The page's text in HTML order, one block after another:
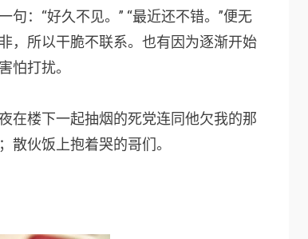
：“好久不见。” “最近还不错。”便无
，所以干脆不联系。也有因为逐渐开始
怕打扰。
在楼下一起抽烟的死党连同他欠我的那
散伙饭上抱着哭的哥们。